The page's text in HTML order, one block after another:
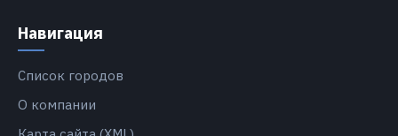
Навигация
Список городов
О компании